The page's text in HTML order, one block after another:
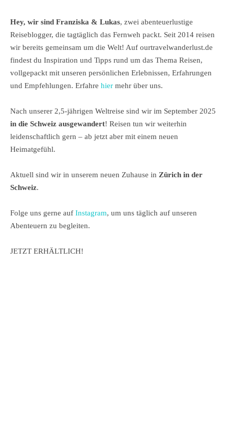
Hey, wir sind Franziska & Lukas, zwei abenteuerlustige
Reiseblogger, die tagtäglich das Fernweh packt. Seit 2014 reisen
wir bereits gemeinsam um die Welt! Auf ourtravelwanderlust.de
findest du Inspiration und Tipps rund um das Thema Reisen,
vollgepackt mit unseren persönlichen Erlebnissen, Erfahrungen
und Empfehlungen. Erfahre hier mehr über uns.
Nach unserer 2,5-jährigen Weltreise sind wir im September 2025
in die Schweiz ausgewandert! Reisen tun wir weiterhin
leidenschaftlich gern – ab jetzt aber mit einem neuen
Heimatgefühl.
Aktuell sind wir in unserem neuen Zuhause in Zürich in der
Schweiz.
Folge uns gerne auf Instagram, um uns täglich auf unseren
Abenteuern zu begleiten.
JETZT ERHÄLTLICH!